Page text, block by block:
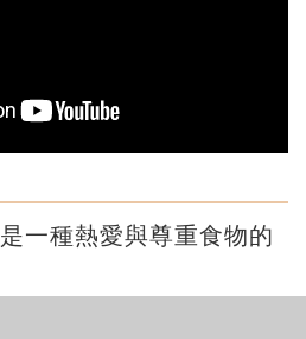
是一種熱愛與尊重食物的